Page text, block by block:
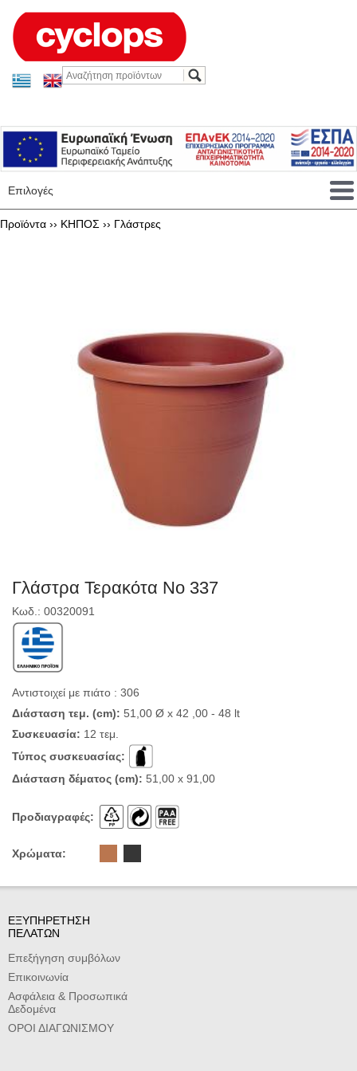
Επιλογές
Προϊόντα ›› ΚΗΠΟΣ ›› Γλάστρες
Γλάστρα Τερακότα Νο 337
Κωδ.: 00320091
Αντιστοιχεί με πιάτο : 306
Διάσταση τεμ. (cm): 51,00 Ø x 42 ,00 - 48 lt
Συσκευασία: 12 τεμ.
Τύπος συσκευασίας:
Διάσταση δέματος (cm): 51,00 x 91,00
Προδιαγραφές:
Χρώματα:
ΕΞΥΠΗΡΕΤΗΣΗ
ΠΕΛΑΤΩΝ
Επεξήγηση συμβόλων
Επικοινωνία
Ασφάλεια & Προσωπικά
Δεδομένα
ΟΡΟΙ ΔΙΑΓΩΝΙΣΜΟΥ